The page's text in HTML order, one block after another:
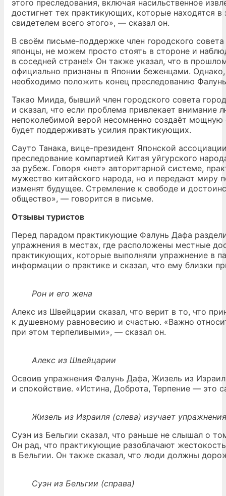
этого преследования, включая насильственное
достигнет тех практикующих, которые находятся
свидетелем всего этого», — сказал он.
В своём письме-поддержке член городского
японцы, не можем просто стоять в стороне и
в соседней стране!» Он также указал, что в
официально признаны в Японии беженцами.
необходимо положить конец преследованию
Такао Миида, бывший член городского совета
и сказал, что если проблема привлекает внимание
непоколебимой верой несомненно создаёт мощную
будет поддерживать усилия практикующих.
Сауто Танака, вице-президент Японской
преследование компартией Китая уйгурского
за рубеж. Говоря «нет» авторитарной системе,
мужество китайского народа, но и передают миру
изменят будущее. Стремление к свободе и
общество», — говорится в письме.
Отзывы туристов
Перед парадом практикующие Фалунь Дафа
упражнения в местах, где расположены местные
практикующих, которые выполняли упражнение в
информации о практике и сказал, что ему близки
Рон и его жена
Алекс из Швейцарии сказал, что верит в то, что
к душевному равновесию и счастью. «Важно
при этом терпеливыми», — сказал он.
Алекс из Швейцарии
Освоив упражнения Фалунь Дафа, Жизель из
и спокойствие. «Истина, Доброта, Терпение — это
Жизель из Израиля (слева) изучает упражнения
Суэн из Бельгии сказал, что раньше не слышал о
Он рад, что практикующие разоблачают
в Бельгии. Он также сказал, что люди должны
Суэн из Бельгии (справа)